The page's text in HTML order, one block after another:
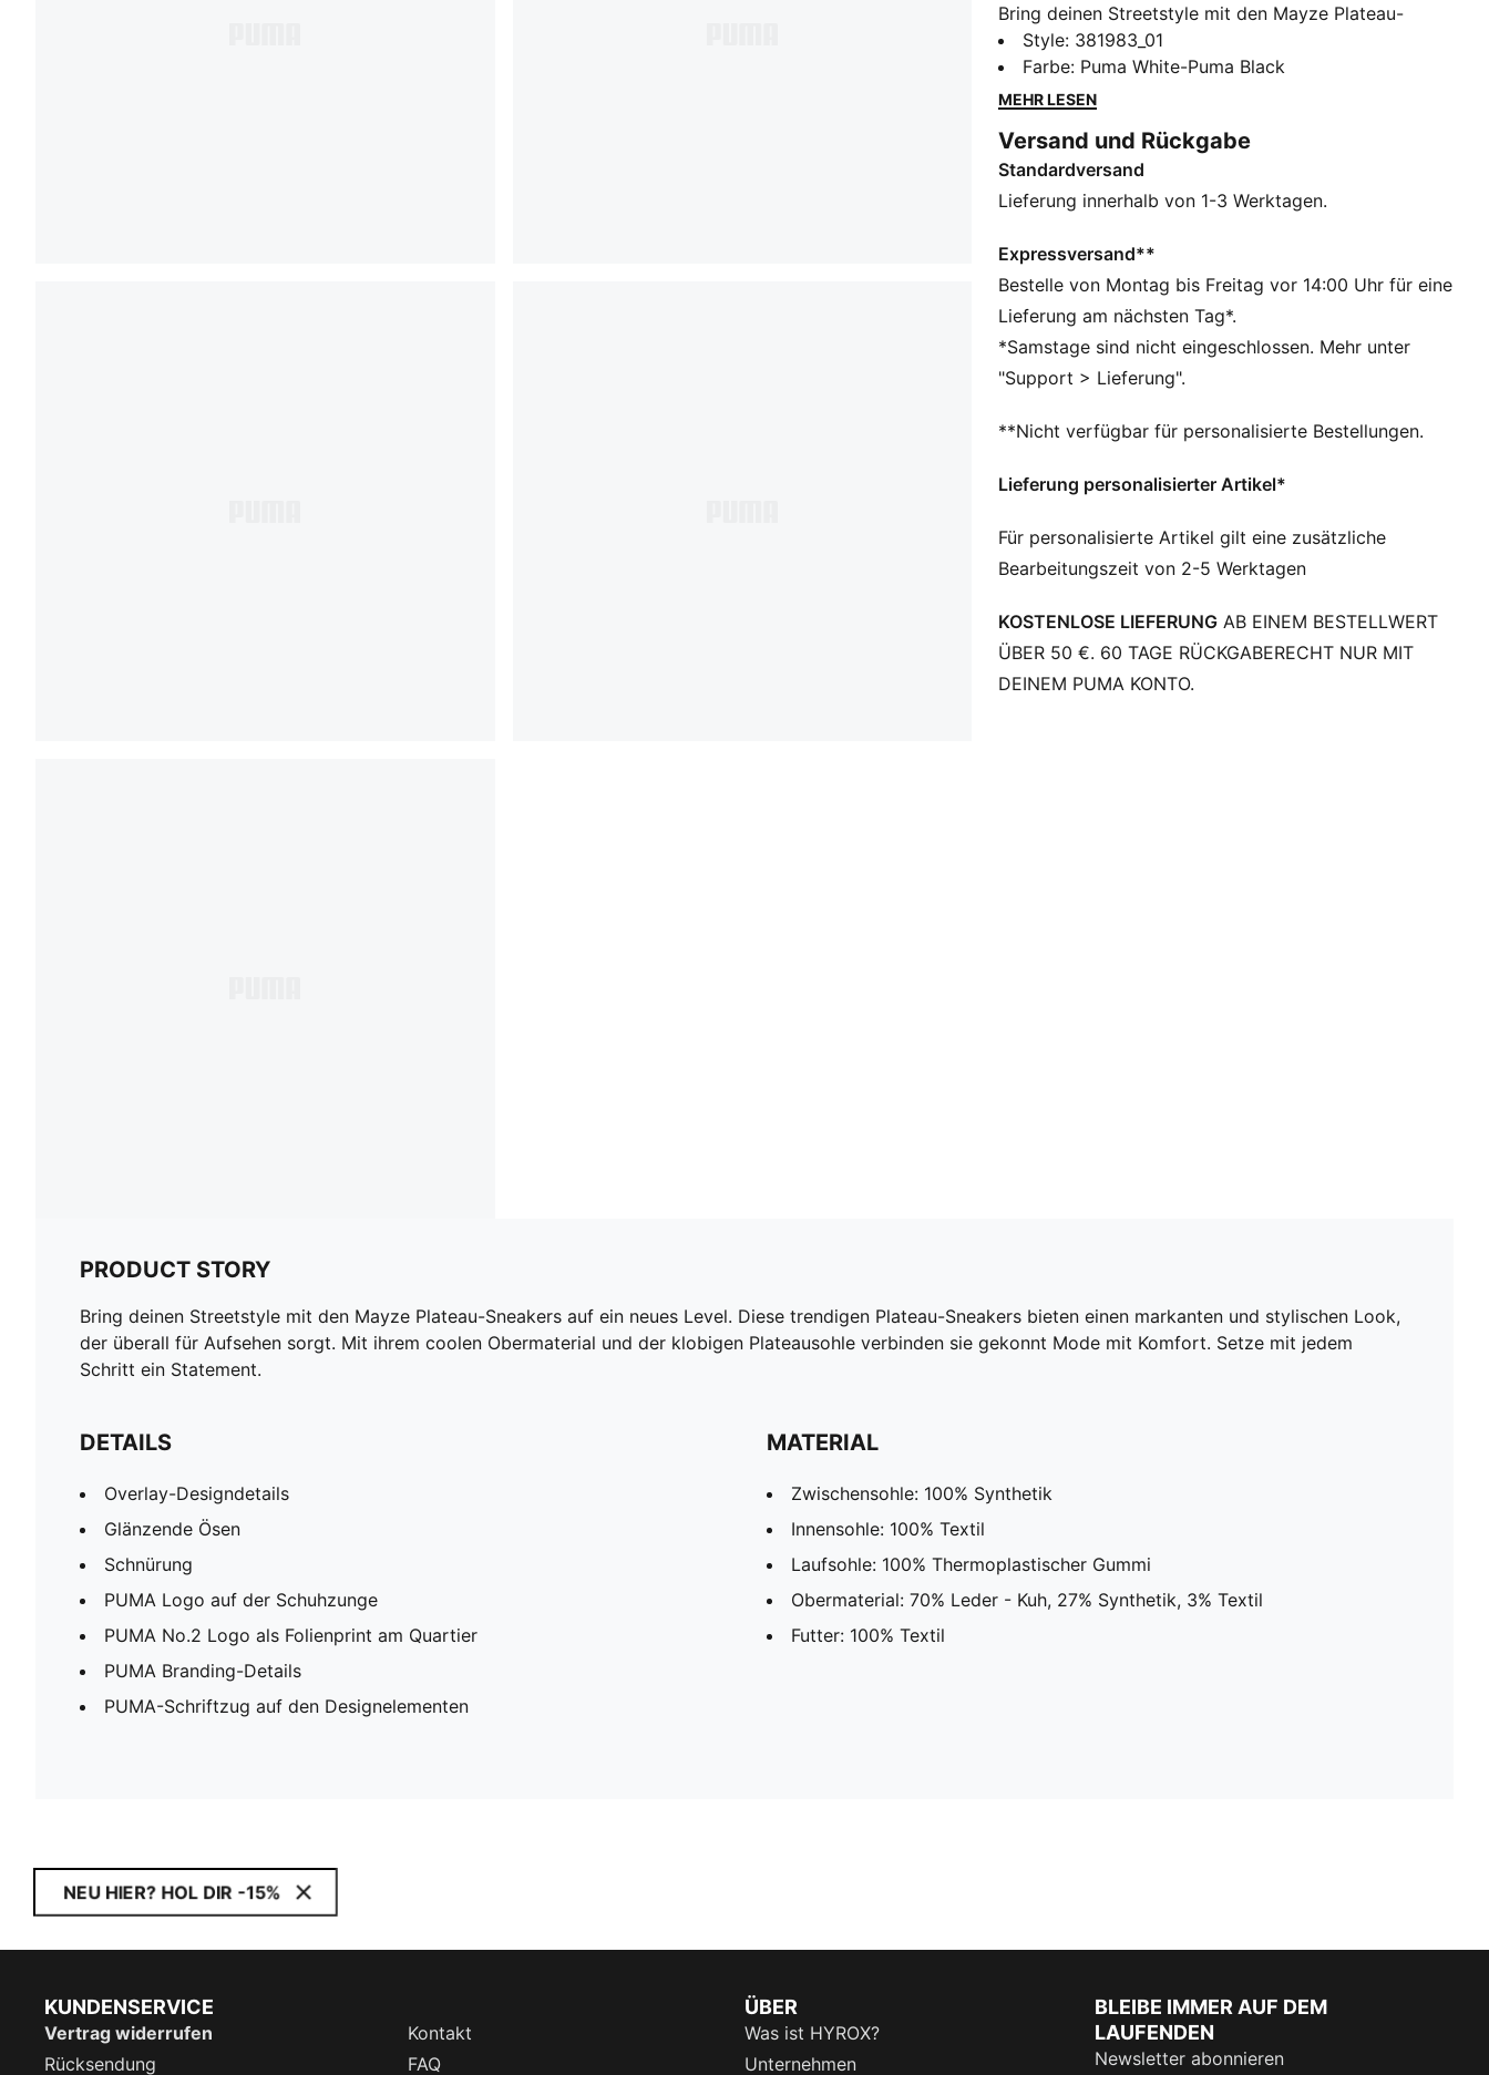
Bring deinen Streetstyle mit den Mayze Plateau-
Sneakers auf ein neues Level. Diese trendigen
Plateau-Sneakers bieten einen markanten und
stylischen Look, der überall für Aufsehen sorgt. Mit
Plateausohle verbinden sie gekonnt Mode mit
Komfort. Setze mit jedem Schritt ein Statement.
DETAILS
Glänzende Ösen
Schnürung
PUMA Logo auf der Schuhzunge
PUMA No.2 Logo als Folienprint am Quartier
PUMA Branding-Details
PUMA-Schriftzug auf den Designelementen
Style: 381983_01
Farbe: Puma White-Puma Black
MEHR LESEN
Versand und Rückgabe
Standardversand
Lieferung innerhalb von 1-3 Werktagen.
Expressversand**
Bestelle von Montag bis Freitag vor 14:00 Uhr für eine
Lieferung am nächsten Tag*.
*Samstage sind nicht eingeschlossen. Mehr unter
"Support > Lieferung".
**Nicht verfügbar für personalisierte Bestellungen.
Lieferung personalisierter Artikel*
Für personalisierte Artikel gilt eine zusätzliche
Bearbeitungszeit von 2-5 Werktagen
KOSTENLOSE LIEFERUNG AB EINEM BESTELLWERT
ÜBER 50 €. 60 TAGE RÜCKGABERECHT NUR MIT
DEINEM PUMA KONTO.
PRODUCT STORY
Bring deinen Streetstyle mit den Mayze Plateau-Sneakers auf ein neues Level. Diese trendigen Plateau-Sneakers bieten einen markanten und stylischen Look,
der überall für Aufsehen sorgt. Mit ihrem coolen Obermaterial und der klobigen Plateausohle verbinden sie gekonnt Mode mit Komfort. Setze mit jedem
Schritt ein Statement.
DETAILS
Overlay-Designdetails
Glänzende Ösen
Schnürung
PUMA Logo auf der Schuhzunge
PUMA No.2 Logo als Folienprint am Quartier
PUMA Branding-Details
PUMA-Schriftzug auf den Designelementen
MATERIAL
Zwischensohle: 100% Synthetik
Innensohle: 100% Textil
Laufsohle: 100% Thermoplastischer Gummi
Obermaterial: 70% Leder - Kuh, 27% Synthetik, 3% Textil
Futter: 100% Textil
NEU HIER? HOL DIR -15%
KUNDENSERVICE
Vertrag widerrufen
Kontakt
Rücksendung
FAQ
ÜBER
Was ist HYROX?
Unternehmen
BLEIBE IMMER AUF DEM
LAUFENDEN
Newsletter abonnieren